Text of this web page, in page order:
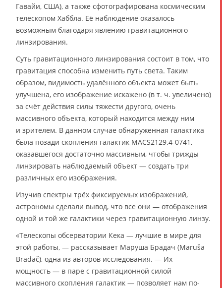
Гавайи, США), а также сфотографирована космическим
телескопом Хаббла. Её наблюдение оказалось
возможным благодаря явлению гравитационного
линзирования.
Суть гравитационного линзирования состоит в том, что
гравитация способна изменить путь света. Таким
образом, видимость удалённого объекта может быть
улучшена, его изображение искажено (в т. ч. увеличено)
за счёт действия силы тяжести другого, очень
массивного объекта, который находится между ним
и зрителем. В данном случае обнаруженная галактика
была позади скопления галактик MACS2129.4-0741,
оказавшегося достаточно массивным, чтобы трижды
линзировать наблюдаемый объект — создать три
различных его изображения.
Изучив спектры трёх фиксируемых изображений,
астрономы сделали вывод, что все они — отображения
одной и той же галактики через гравитационную линзу.
«Телескопы обсерватории Кека — лучшие в мире для
этой работы, — рассказывает Маруша Брадач (Maruša
Bradač), одна из авторов исследования. — Их
мощность — в паре с гравитационной силой
массивного скопления галактик — позволяет нам по-